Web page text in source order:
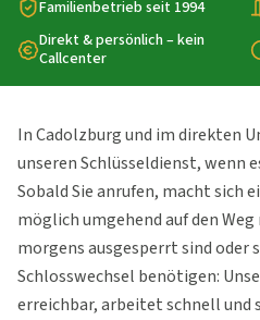
Familienbetrieb seit 1994
Direkt & persönlich – kein
Callcenter
In Cadolzburg und im direkten
unseren Schlüsseldienst, wenn
Sobald Sie anrufen, macht sich
möglich umgehend auf den
morgens ausgesperrt sind oder
Schlosswechsel benötigen:
erreichbar, arbeitet schnell